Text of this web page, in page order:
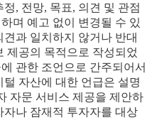
, 전망, 목표, 의견 및 관점
며 예고 없이 변경될 수 있
과 일치하지 않거나 반대
제공의 목적으로 작성되었
관한 조언으로 간주되어서
자산에 대한 언급은 설명
자문 서비스 제공을 제안하
나 잠재적 투자자를 대상